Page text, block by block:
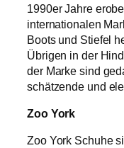
1990er Jahre
internationalen
Boots und Stiefel
Übrigen in der
der Marke sind
schätzende und
Zoo York
Zoo York Schuhe